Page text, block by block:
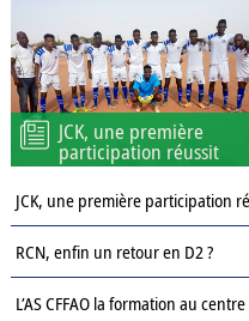
JCK, une première
participation réussit
JCK, une première participation
RCN, enfin un retour en D2 ?
L’AS CFFAO la formation au